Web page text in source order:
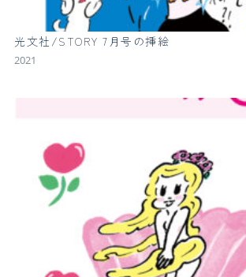
光文社/STORY 7月号の挿絵
2021